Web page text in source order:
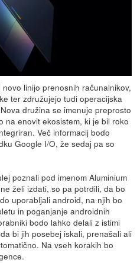
linijo prenosnih računalnikov,
ter združujejo tudi operacijska
družina se imenuje preprosto
na enovit ekosistem, ki je bil roko
Več informacij bodo
Google I/O, že sedaj pa so
poznali pod imenom Aluminium
želi izdati, so pa potrdili, da bo
uporabljali android, na njih bo
in poganjanje androidnih
bodo lahko delali z istimi
bi jih posebej iskali, prenašali ali
Na vseh korakih bo